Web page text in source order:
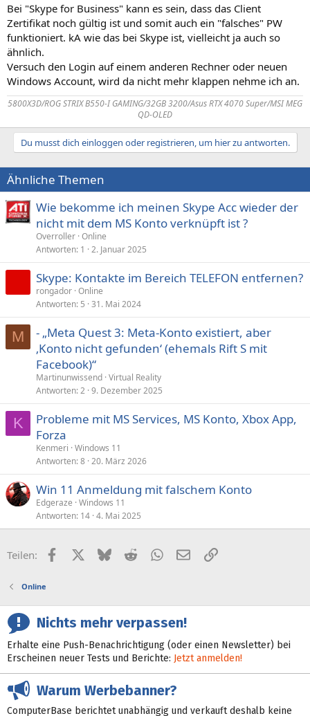
Bei "Skype for Business" kann es sein, dass das Client
Zertifikat noch gültig ist und somit auch ein "falsches" PW
funktioniert. kA wie das bei Skype ist, vielleicht ja auch so
ähnlich.
Versuch den Login auf einem anderen Rechner oder neuen
Windows Account, wird da nicht mehr klappen nehme ich an.
5800X3D/ROG STRIX B550-I GAMING/32GB 3200/Asus RTX 4070 Super/MSI MEG
QD-OLED
Du musst dich einloggen oder registrieren, um hier zu antworten.
Ähnliche Themen
Wie bekomme ich meinen Skype Acc wieder der
nicht mit dem MS Konto verknüpft ist ?
Overroller Online
Antworten 1 2. Januar 2025
Skype: Kontakte im Bereich TELEFON entfernen?
rongador Online
Antworten 5 31. Mai 2024
M
- „Meta Quest 3: Meta-Konto existiert, aber
‚Konto nicht gefunden‘ (ehemals Rift S mit
Facebook)“
Martinunwissend Virtual Reality
Antworten 2 9. Dezember 2025
K
Probleme mit MS Services, MS Konto, Xbox App,
Forza
Kenmeri Windows 11
Antworten 8 20. März 2026
Win 11 Anmeldung mit falschem Konto
Edgeraze Windows 11
Antworten 14 4. Mai 2025
Teilen: FacebookX (Twitter)
BlueskyRedditWhatsApp
E-MailLink
Online
Nichts mehr verpassen!
Erhalte eine Push-Benachrichtigung (oder einen Newsletter) bei
Erscheinen neuer Tests und Berichte: Jetzt anmelden!
Warum Werbebanner?
ComputerBase berichtet unabhängig und verkauft deshalb keine